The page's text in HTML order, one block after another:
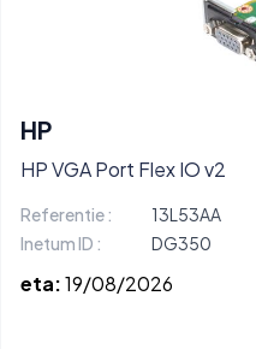
HP
HP VGA Port Flex IO v2
Referentie :
13L53AA
Inetum ID :
DG350
eta:19/08/2026